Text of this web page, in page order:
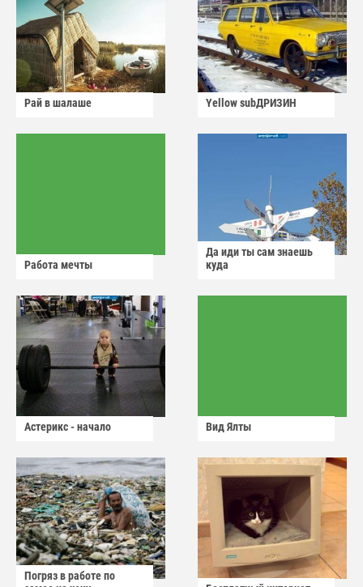
Рай в шалаше Yellow subДРИЗИН
Работа мечты
Да иди ты сам знаешь
куда
Астерикс - начало Вид Ялты
Погряз в работе по